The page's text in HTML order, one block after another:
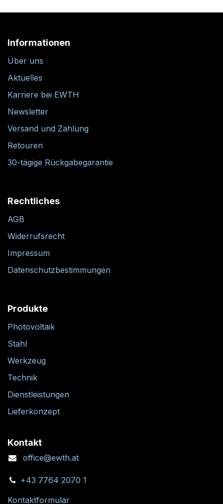
Informationen
Über uns
Aktuelles
Karriere bei EWTH
Newsletter
Versand und Zahlung
Retouren
30-tägige Rückgabegarantie
Rechtliches
AGB
Widerrufsrecht
Impressum
Datenschutzbestimmungen
Produkte
Photovoltaik
Stahl
Werkzeug
Technik
Dienstleistungen
Lieferkonzept
Kontakt
office@ewth.at
+43 7764 2070 1
Kontaktformular